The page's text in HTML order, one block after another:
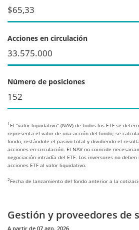
$65,33
Acciones en circulación
33.575.000
Número de posiciones
152
1 El "valor liquidativo" (NAV) de todos los ETF se
representa el valor de una acción del fondo; se
fondo, restándole el pasivo total y dividiendo el
acciones en circulación. El NAV no coincide
negociación intradía del ETF. Los inversores no
acciones ETF al valor liquidativo.
2 Fecha de lanzamiento del fondo anterior a la
Gestión y proveedores de
A partir de 07 ago. 2026